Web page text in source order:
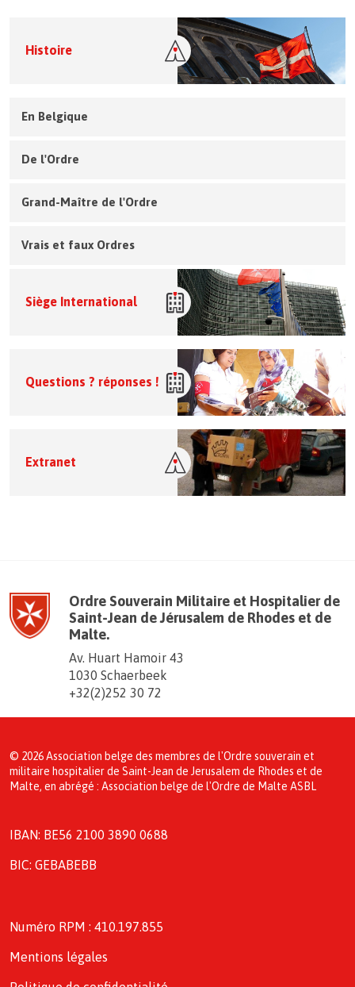
Histoire
En Belgique
De l'Ordre
Grand-Maître de l'Ordre
Vrais et faux Ordres
Siège International
Questions ? réponses !
Extranet
Ordre Souverain Militaire et Hospitalier de
Saint-Jean de Jérusalem de Rhodes et de
Malte.
Av. Huart Hamoir 43
1030 Schaerbeek
+32(2)252 30 72
© 2026 Association belge des membres de l'Ordre souverain et
militaire hospitalier de Saint-Jean de Jerusalem de Rhodes et de
Malte, en abrégé : Association belge de l'Ordre de Malte ASBL
IBAN: BE56 2100 3890 0688
BIC: GEBABEBB
Numéro RPM : 410.197.855
Mentions légales